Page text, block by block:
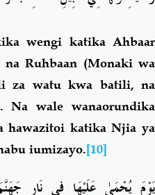
wengi katika Ahbaar
Ruhbaan (Monaki wa
za watu kwa batili, na
Na wale wanaorundika
hawazitoi katika Njia ya
iumizayo.[10]
يَوْمَ يُحْمَىٰ عَلَيْهَا فِي نَارِ